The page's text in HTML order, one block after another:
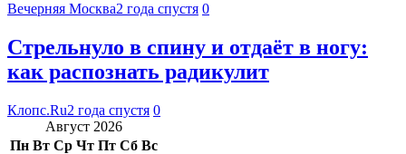
Вечерняя Москва2 года спустя 0
Стрельнуло в спину и отдаёт в ногу:
как распознать радикулит
Клопс.Ru2 года спустя 0
Август 2026
Пн Вт Ср Чт Пт Сб Вс